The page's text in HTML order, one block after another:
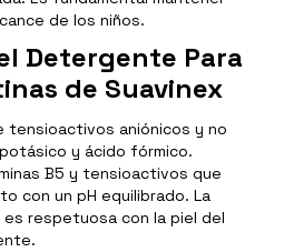
de los niños.
Detergente Para
de Suavinex
aniónicos y no
y ácido fórmico.
B5 y tensioactivos que
con un pH equilibrado. La
respetuosa con la piel del